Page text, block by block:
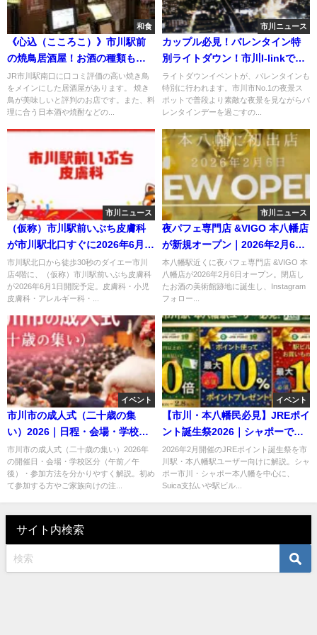
和食
《心込（こころこ）》市川駅前
の焼鳥居酒屋！お酒の種類も豊
富です！
JR市川駅南口に口コミ評価の高い焼き鳥
をメインにした居酒屋があります。 焼き
鳥が美味しいと評判のお店です。また、料
理に合う日本酒や焼酎などの...
市川ニュース
カップル必見！バレンタイン特
別ライトダウン！市川I-linkで開
催！
ライトダウンイベントが、バレンタインも
特別に行われます。市川市No.1の夜景ス
ポットで普段より素敵な夜景を見ながらバ
レンタインデーを過ごすの...
市川ニュース
（仮称）市川駅前いぶち皮膚科
が市川駅北口すぐに2026年6月1
日新規開院予定
市川駅北口から徒歩30秒のダイエー市川
店4階に、（仮称）市川駅前いぶち皮膚科
が2026年6月1日開院予定。皮膚科・小児
皮膚科・アレルギー科・...
市川ニュース
夜パフェ専門店 &VIGO 本八幡店
が新規オープン｜2026年2月6日
開店・10％OFF情報も
本八幡駅近くに夜パフェ専門店 &VIGO 本
八幡店が2026年2月6日オープン。閉店し
たお酒の美術館跡地に誕生し、Instagram
フォロー...
イベント
市川市の成人式（二十歳の集
い）2026｜日程・会場・学校区
分・サプライズ芸能人を徹底解
説
市川市の成人式（二十歳の集い）2026年
の開催日・会場・学校区分（午前／午
後）・参加方法を分かりやすく解説。初め
て参加する方やご家族向けの注...
イベント
【市川・本八幡民必見】JREポイ
ント誕生祭2026｜シャポーで最
大10倍
2026年2月開催のJREポイント誕生祭を市
川駅・本八幡駅ユーザー向けに解説。シャ
ポー市川・シャポー本八幡を中心に、
Suica支払いや駅ビル...
サイト内検索